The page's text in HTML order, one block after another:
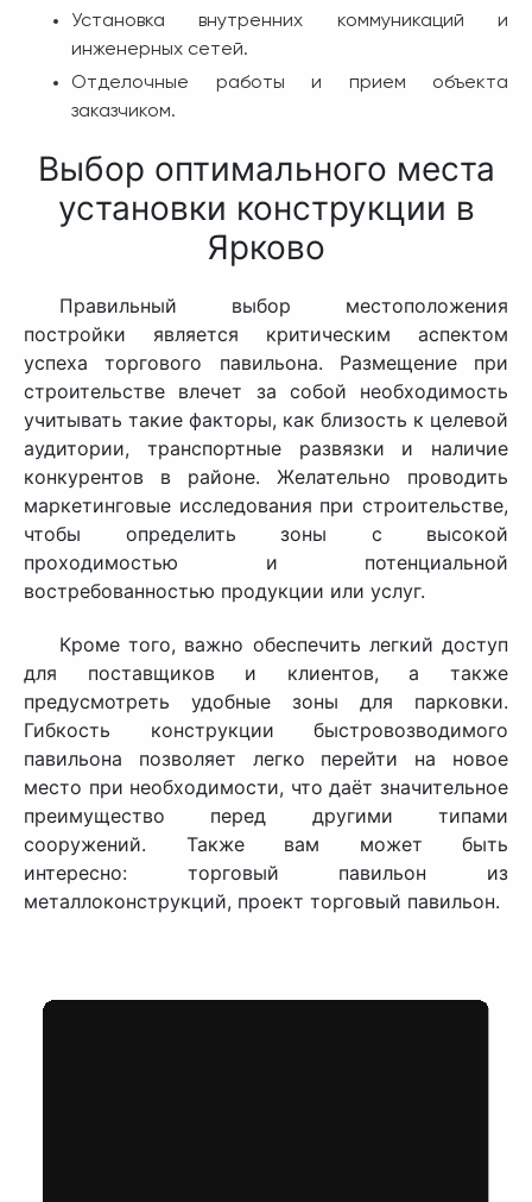
Установка внутренних коммуникаций и
инженерных сетей.
Отделочные работы и прием объекта
заказчиком.
Выбор оптимального места
установки конструкции в
Ярково
Правильный выбор местоположения
постройки является критическим аспектом
успеха торгового павильона. Размещение при
строительстве влечет за собой необходимость
учитывать такие факторы, как близость к целевой
аудитории, транспортные развязки и наличие
конкурентов в районе. Желательно проводить
маркетинговые исследования при строительстве,
чтобы определить зоны с высокой
проходимостью и потенциальной
востребованностью продукции или услуг.
Кроме того, важно обеспечить легкий доступ
для поставщиков и клиентов, а также
предусмотреть удобные зоны для парковки.
Гибкость конструкции быстровозводимого
павильона позволяет легко перейти на новое
место при необходимости, что даёт значительное
преимущество перед другими типами
сооружений. Также вам может быть
интересно: торговый павильон из
металлоконструкций, проект торговый павильон.